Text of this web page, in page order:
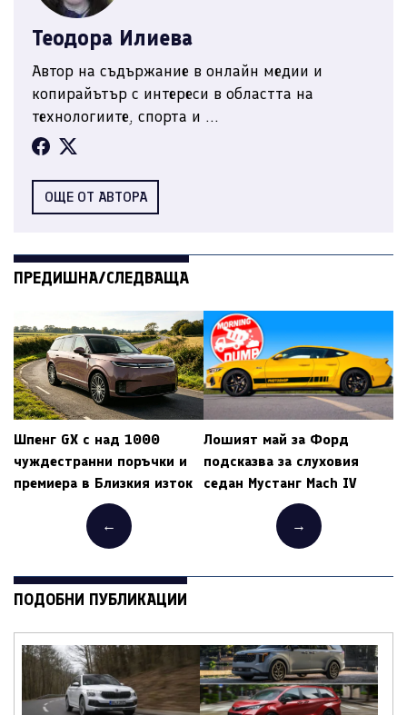
Теодора Илиева
Автор на съдържание в онлайн медии и
копирайътър с интереси в областта на
технологиите, спорта и ...
ОЩЕ ОТ АВТОРА
ПРЕДИШНА/СЛЕДВАЩА
Шпенг GX с над 1000
чуждестранни поръчки и
премиера в Близкия изток
←
Лошият май за Форд
подсказва за слуховия
седан Мустанг Mach IV
→
ПОДОБНИ ПУБЛИКАЦИИ